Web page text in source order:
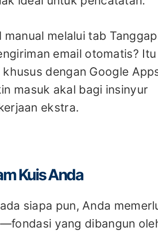
melalui tab
email otomatis? Itu
dengan Google
masuk akal bagi insinyur
ekstra.
Kuis Anda
siapa pun, Anda
yang dibangun